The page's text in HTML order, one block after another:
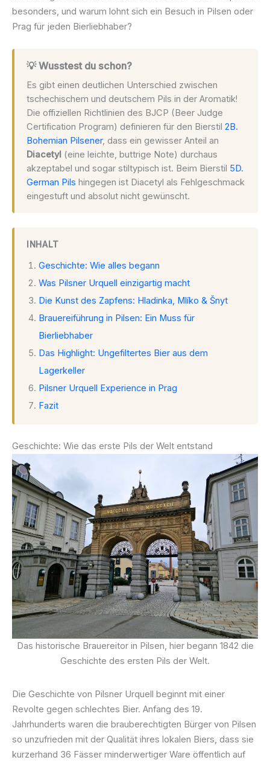
besonders, und warum lohnt sich ein Besuch in Pilsen oder
Prag für jeden Bierliebhaber?
💡 Wusstest du schon?
Es gibt einen deutlichen Unterschied zwischen
tschechischem und deutschem Pils in der Aromatik!
Die offiziellen Richtlinien des BJCP (Beer Judge
Certification Program) definieren für den Bierstil 2B.
Bohemian Pilsener, dass ein gewisser Anteil an
Diacetyl (eine leichte, buttrige Note) durchaus
akzeptabel und sogar stiltypisch ist. Beim Bierstil 5D.
German Pils hingegen ist Diacetyl als Fehlgeschmack
eingestuft und absolut nicht gewünscht.
INHALT
Geschichte: Wie alles begann
Was Pilsner Urquell einzigartig macht
Die Kunst des Zapfens: Hladinka, Mlíko & Šnyt
Brauereiführung in Pilsen: Ein Muss für
Bierliebhaber
Das Highlight: Ungefiltertes Bier aus dem
Lagerkeller
Pilsner Urquell Experience in Prag
Fazit
Geschichte: Wie das erste Pils der Welt entstand
Das historische Brauereitor in Pilsen, hier begann 1842 die
Geschichte des ersten Pils der Welt.
Die Geschichte von Pilsner Urquell beginnt mit einer
Revolte gegen schlechtes Bier. Anfang des 19.
Jahrhunderts waren die brauberechtigten Bürger von Pilsen
so unzufrieden mit der Qualität ihres lokalen Biers, dass sie
kurzerhand 36 Fässer minderwertiger Ware öffentlich auf